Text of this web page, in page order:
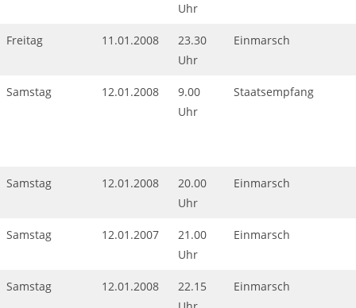
Uhr
Freitag 11.01.2008
23.30
Uhr
Einmarsch
Samstag 12.01.2008
9.00
Uhr
Staatsempfang
Samstag 12.01.2008
20.00
Uhr
Einmarsch
Samstag 12.01.2007
21.00
Uhr
Einmarsch
Samstag 12.01.2008
22.15
Einmarsch